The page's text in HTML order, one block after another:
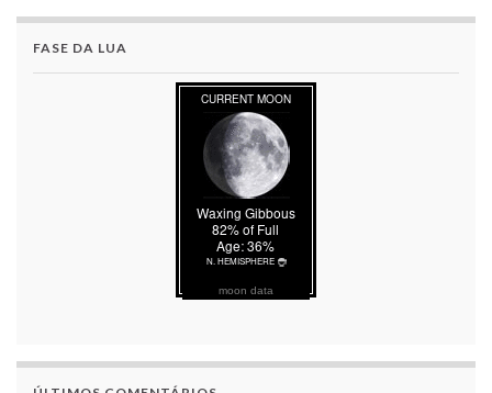
FASE DA LUA
moon data